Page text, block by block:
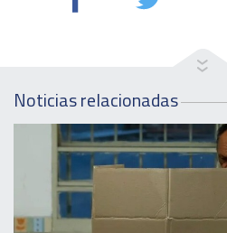
Noticias relacionadas